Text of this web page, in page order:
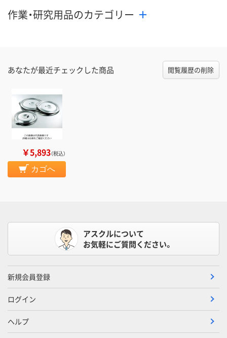
作業・研究用品のカテゴリー
あなたが最近チェックした商品 閲覧履歴の削除
￥5,893（税込）
カゴへ
アスクルについて
お気軽にご質問ください。
新規会員登録
ログイン
ヘルプ